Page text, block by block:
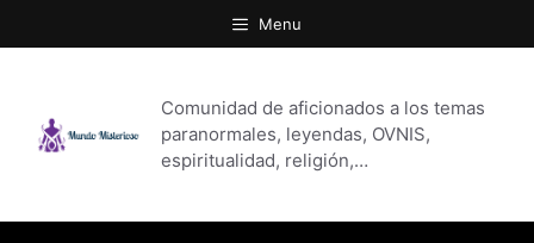
al
Menu
Comunidad de aficionados a los temas
paranormales, leyendas, OVNIS,
espiritualidad, religión,…